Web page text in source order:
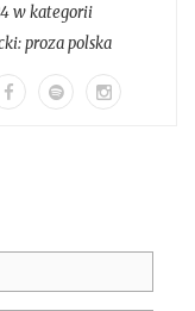
w kategorii
proza polska